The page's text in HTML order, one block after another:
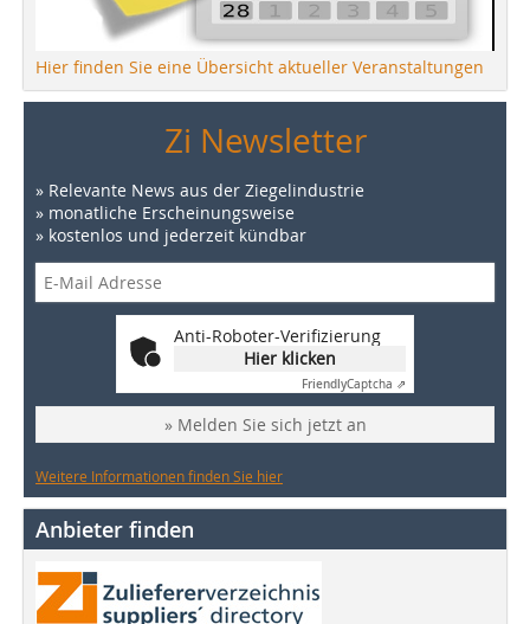
Hier finden Sie eine Übersicht aktueller Veranstaltungen
Zi Newsletter
» Relevante News aus der Ziegelindustrie
» monatliche Erscheinungsweise
» kostenlos und jederzeit kündbar
Anti-Roboter-Verifizierung
Hier klicken
FriendlyCaptcha ⇗
» Melden Sie sich jetzt an
Weitere Informationen finden Sie hier
Anbieter finden